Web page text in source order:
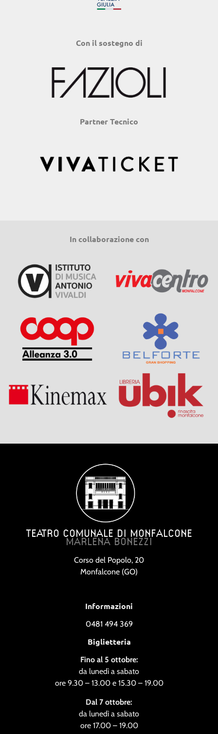
Con il sostegno di
Partner Tecnico
In collaborazione con
TEATRO COMUNALE DI MONFALCONE
MARLENA BONEZZI
Corso del Popolo, 20
Monfalcone (GO)
Informazioni
0481 494 369
Biglietteria
Fino al 5 ottobre:
da lunedì a sabato
ore 9.30 – 13.00 e 15.30 – 19.00
Dal 7 ottobre:
da lunedì a sabato
ore 17.00 – 19.00